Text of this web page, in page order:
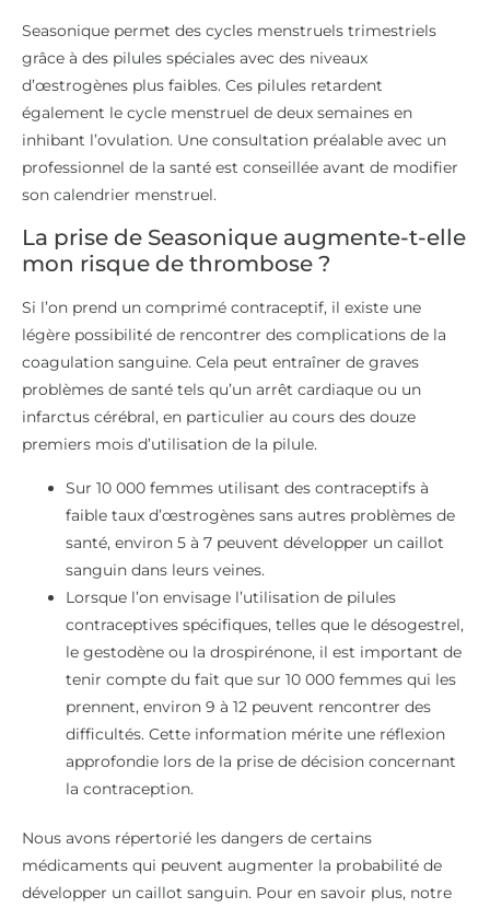
Seasonique permet des cycles menstruels trimestriels
grâce à des pilules spéciales avec des niveaux
d’œstrogènes plus faibles. Ces pilules retardent
également le cycle menstruel de deux semaines en
inhibant l’ovulation. Une consultation préalable avec un
professionnel de la santé est conseillée avant de modifier
son calendrier menstruel.
La prise de Seasonique augmente-t-elle
mon risque de thrombose ?
Si l’on prend un comprimé contraceptif, il existe une
légère possibilité de rencontrer des complications de la
coagulation sanguine. Cela peut entraîner de graves
problèmes de santé tels qu’un arrêt cardiaque ou un
infarctus cérébral, en particulier au cours des douze
premiers mois d’utilisation de la pilule.
Sur 10 000 femmes utilisant des contraceptifs à
faible taux d’œstrogènes sans autres problèmes de
santé, environ 5 à 7 peuvent développer un caillot
sanguin dans leurs veines.
Lorsque l’on envisage l’utilisation de pilules
contraceptives spécifiques, telles que le désogestrel,
le gestodène ou la drospirénone, il est important de
tenir compte du fait que sur 10 000 femmes qui les
prennent, environ 9 à 12 peuvent rencontrer des
difficultés. Cette information mérite une réflexion
approfondie lors de la prise de décision concernant
la contraception.
Nous avons répertorié les dangers de certains
médicaments qui peuvent augmenter la probabilité de
développer un caillot sanguin. Pour en savoir plus, notre